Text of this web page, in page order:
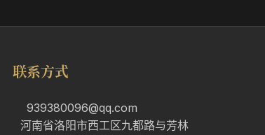
联系方式
939380096@qq.com
河南省洛阳市西工区九都路与芳林